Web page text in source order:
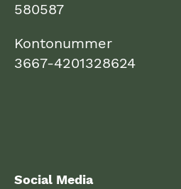
580587
Kontonummer
3667-4201328624
Social Media